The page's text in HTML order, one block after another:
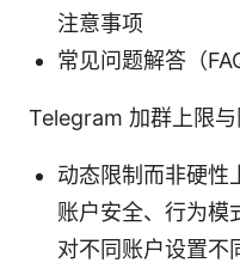
注意事项
常见问题解答（
Telegram 加群上限
动态限制而非硬性
账户安全、行为模
对不同账户设置不